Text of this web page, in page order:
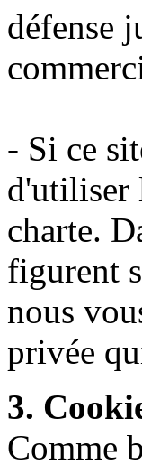
défense
- Si ce
d'utiliser
charte.
figurent
nous
privée
3.
Comme